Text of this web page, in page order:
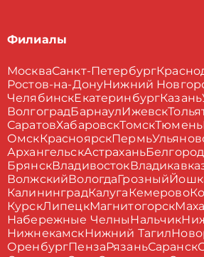
Филиалы
МоскваСанкт-Петербург
Ростов-на-ДонуНижний
ЧелябинскЕкатеринбургКазань
ВолгоградБарнаулИжевск
СаратовХабаровскТомскТюмень
ОмскКрасноярскПермь
АрхангельскАстраханьБелгород
БрянскВладивосток
ВолжскийВологдаГрозный
КалининградКалуга Кемерово
КурскЛипецкМагнитогорск
Набережные Челны Нальчик
НижнекамскНижний Тагил
ОренбургПензаРязаньСаранск